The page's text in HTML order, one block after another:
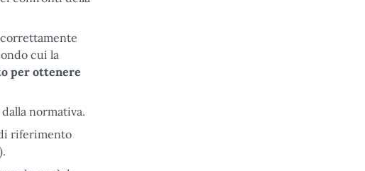
cui la
per ottenere
normativa.
riferimento